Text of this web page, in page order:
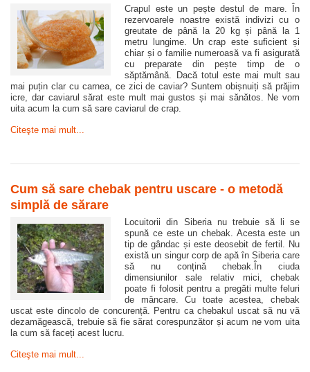
Crapul este un pește destul de mare. În
rezervoarele noastre există indivizi cu o
greutate de până la 20 kg și până la 1
metru lungime. Un crap este suficient și
chiar și o familie numeroasă va fi asigurată
cu preparate din pește timp de o
săptămână. Dacă totul este mai mult sau
mai puțin clar cu carnea, ce zici de caviar? Suntem obișnuiți să prăjim
icre, dar caviarul sărat este mult mai gustos și mai sănătos. Ne vom
uita acum la cum să sare caviarul de crap.
Citeşte mai mult...
Cum să sare chebak pentru uscare - o metodă
simplă de sărare
Locuitorii din Siberia nu trebuie să li se
spună ce este un chebak. Acesta este un
tip de gândac și este deosebit de fertil. Nu
există un singur corp de apă în Siberia care
să nu conțină chebak.În ciuda
dimensiunilor sale relativ mici, chebak
poate fi folosit pentru a pregăti multe feluri
de mâncare. Cu toate acestea, chebak
uscat este dincolo de concurență. Pentru ca chebakul uscat să nu vă
dezamăgească, trebuie să fie sărat corespunzător și acum ne vom uita
la cum să faceți acest lucru.
Citeşte mai mult...